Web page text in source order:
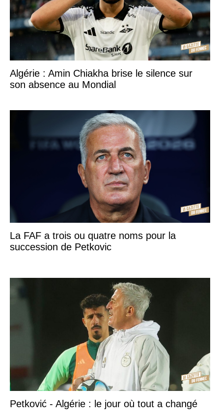
Algérie : Amin Chiakha brise le silence sur
son absence au Mondial
La FAF a trois ou quatre noms pour la
succession de Petkovic
Petković - Algérie : le jour où tout a changé